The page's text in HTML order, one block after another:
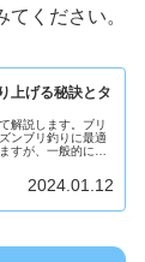
ください。
上げる秘訣とタ
解説します。ブリ
ンブリ釣りに最適
すが、一般的には
2024.01.12